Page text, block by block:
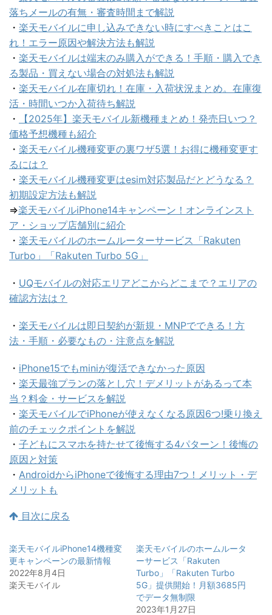
落ちメールの有無・審査時間まで解説
・ 楽天モバイルに申し込みできない時にすべきことはこ
れ！エラー原因や解決方法も解説
・ 楽天モバイルは端末のみ購入ができる！手順・購入でき
る製品・買えない場合の対処法も解説
・ 楽天モバイル在庫切れ！在庫・入荷状況まとめ。在庫復
活・時間いつか入荷待ち解説
・
【2025年】楽天モバイル新機種まとめ！発売日いつ？
価格予想機種も紹介
・ 楽天モバイル機種変更の裏ワザ5選！お得に機種変更す
るには？
・ 楽天モバイル機種変更はesim対応製品だとどうなる？
初期設定方法も解説
⇒楽天モバイルiPhone14キャンペーン！オンラインスト
ア・ショップ店舗別に紹介
・ 楽天モバイルのホームルーターサービス「Rakuten
Turbo」「Rakuten Turbo 5G」
・ UQモバイルの対応エリアどこからどこまで？エリアの
確認方法は？
・ 楽天モバイルは即日契約が新規・MNPでできる！方
法・手順・必要なもの・注意点を解説
・ iPhone15でもminiが復活できなかった原因
・ 楽天最強プランの落とし穴！デメリットがあるって本
当？料金・サービスを解説
・ 楽天モバイルでiPhoneが使えなくなる原因6つ!乗り換え
前のチェックポイントを解説
・ 子どもにスマホを持たせて後悔する4パターン！後悔の
原因と対策
・ AndroidからiPhoneで後悔する理由7つ！メリット・デ
メリットも
目次に戻る
楽天モバイルiPhone14機種変
更キャンペーンの最新情報
2022年8月4日
楽天モバイル
楽天モバイルのホームルータ
ーサービス「Rakuten
Turbo」「Rakuten Turbo
5G」提供開始！月額3685円
でデータ無制限
2023年1月27日